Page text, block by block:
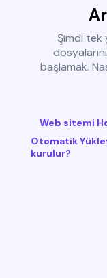
Şimdi tek
başlamak.
Web sitemi
Otomatik
kurulur?